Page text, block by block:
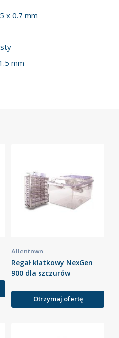
x 0.7 mm
1.5 mm
Allentown
Regał klatkowy NexGen
900 dla szczurów
Otrzymaj ofertę